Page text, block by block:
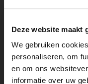
Deze website maakt
We gebruiken
personaliseren, om
en om ons
informatie over uw
Verzorging
uitbetaling
Klankbord
de student
Gedurende